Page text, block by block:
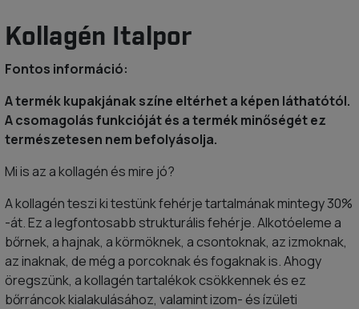
Kollagén Italpor
Fontos információ:
A termék kupakjának színe eltérhet a képen láthatótól.
A csomagolás funkcióját és a termék minőségét ez
természetesen nem befolyásolja.
Mi is az a kollagén és mire jó?
A kollagén teszi ki testünk fehérje tartalmának mintegy 30%
-át. Ez a legfontosabb strukturális fehérje. Alkotóeleme a
bőrnek, a hajnak, a körmöknek, a csontoknak, az izmoknak,
az inaknak, de még a porcoknak és fogaknak is. Ahogy
öregszünk, a kollagén tartalékok csökkennek és ez
bőrráncok kialakulásához, valamint izom- és ízületi